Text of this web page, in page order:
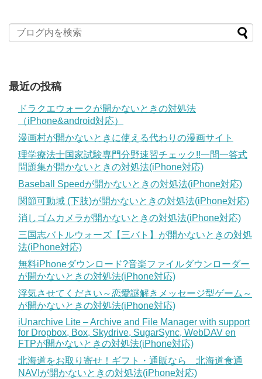
最近の投稿
ドラクエウォークが開かないときの対処法
（iPhone&android対応）
漫画村が開かないときに使える代わりの漫画サイト
理学療法士国家試験専門分野速習チェック!!一問一答式
問題集が開かないときの対処法(iPhone対応)
Baseball Speedが開かないときの対処法(iPhone対応)
関節可動域 (下肢)が開かないときの対処法(iPhone対応)
消しゴムカメラが開かないときの対処法(iPhone対応)
三国志バトルウォーズ【三バト】が開かないときの対処
法(iPhone対応)
無料iPhoneダウンロード?音楽ファイルダウンローダー
が開かないときの対処法(iPhone対応)
浮気させてください～恋愛謎解きメッセージ型ゲーム～
が開かないときの対処法(iPhone対応)
iUnarchive Lite – Archive and File Manager with support
for Dropbox, Box, Skydrive, SugarSync, WebDAV en
FTPが開かないときの対処法(iPhone対応)
北海道をお取り寄せ！ギフト・通販なら 北海道食通
NAVIが開かないときの対処法(iPhone対応)